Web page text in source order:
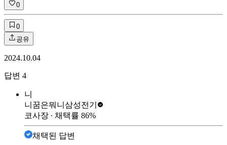
0
0
공유
2024.10.04
답변 4
니
니꿈은뭐니 삼성전기
코사장 ∙ 채택률 86%
채택된 답변